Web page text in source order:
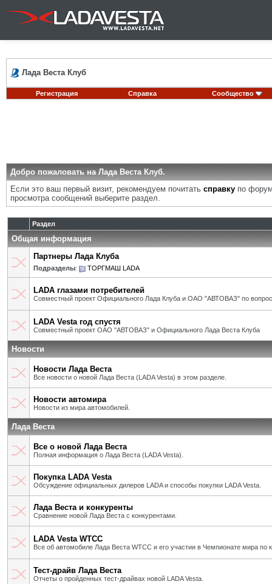
Лада Веста Клуб
Регистрация Справка Сообщество
Добро пожаловать на Лада Веста Клуб.
Если это ваш первый визит, рекомендуем почитать справку по
просмотра сообщений выберите раздел.
Раздел
Общая информация
Партнеры Лада Клуба
Подразделы: ТОРГМАШ LADA
LADA глазами потребителей
Совместный проект Официального Лада Клуба и ОАО "АВТОВАЗ" по
LADA Vesta год спустя
Совместный проект ОАО "АВТОВАЗ" и Официального Лада Веста Клуба
Новости
Новости Лада Веста
Все новости о новой Лада Веста (LADA Vesta) в этом разделе.
Новости автомира
Новости из мира автомобилей.
Лада Веста
Все о новой Лада Веста
Полная информация о Лада Веста (LADA Vesta).
Покупка LADA Vesta
Обсуждение официальных дилеров LADA и способы покупки LADA Vesta.
Лада Веста и конкуренты
Сравнение новой Лада Веста с конкурентами.
LADA Vesta WTCC
Все об автомобиле Лада Веста WTCC и его участии в Чемпионате мира по
Тест-драйв Лада Веста
Отчеты о пройденных тест-драйвах новой LADA Vesta.